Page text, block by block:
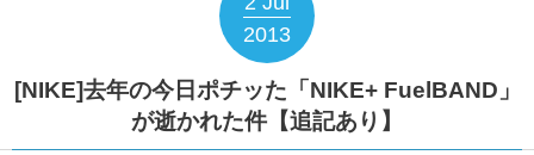
2013
[NIKE]去年の今日ポチッた「NIKE+ FuelBAND」
が逝かれた件【追記あり】